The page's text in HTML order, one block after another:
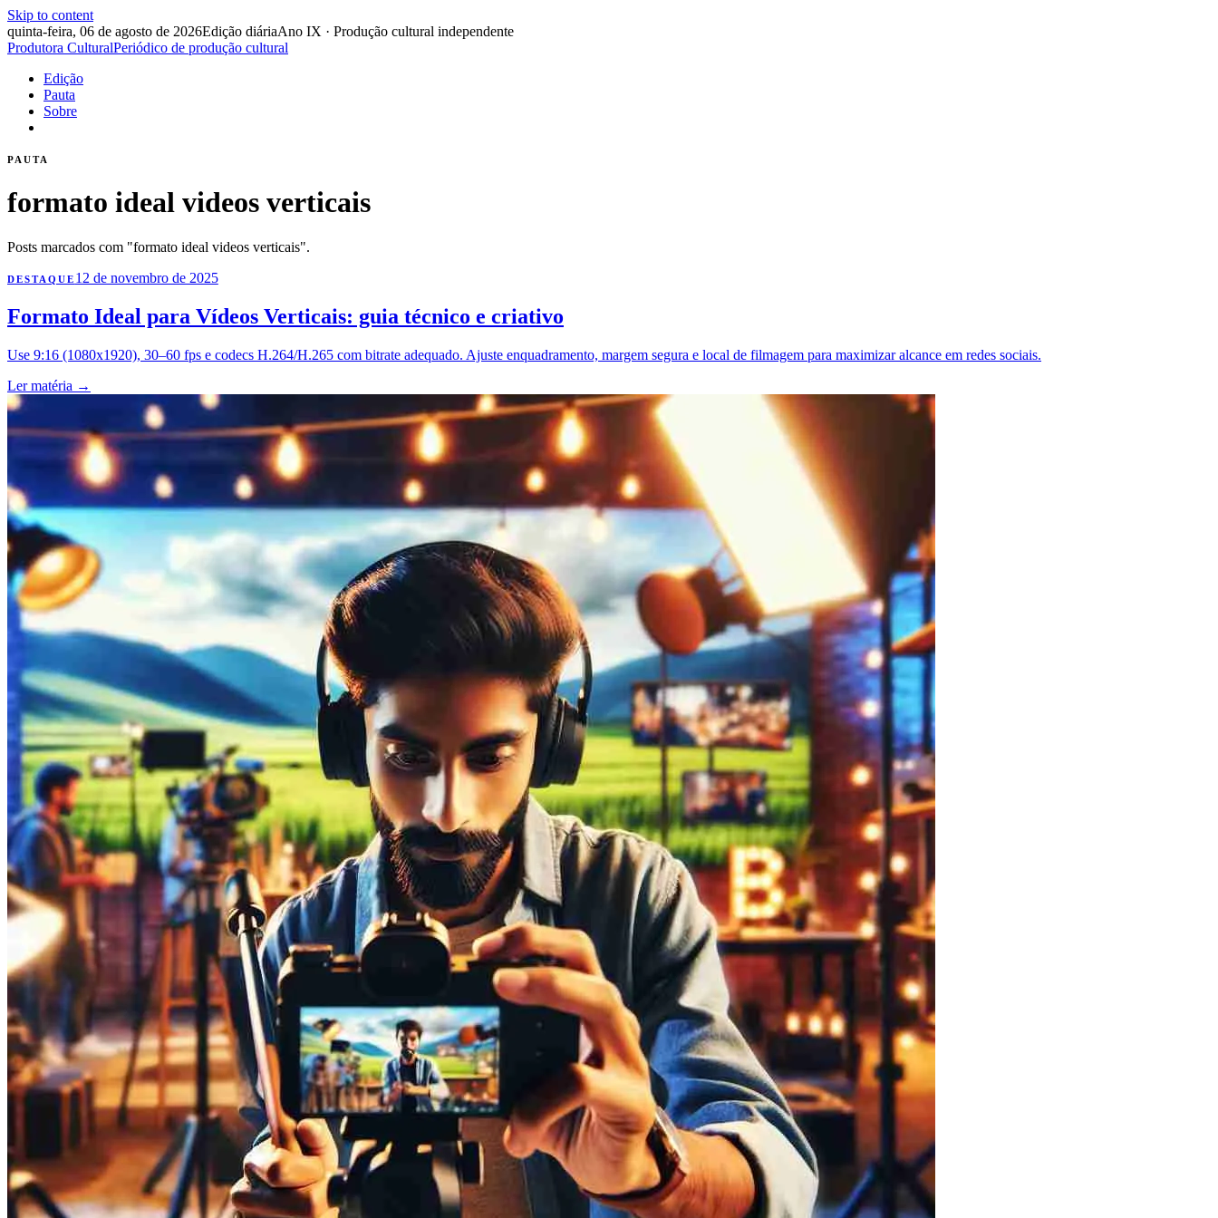
Skip to content
quinta-feira, 06 de agosto de 2026Edição diáriaAno IX · Produção cultural independente
Produtora CulturalPeriódico de produção cultural
Edição
Pauta
Sobre
PAUTA
formato ideal videos verticais
Posts marcados com "formato ideal videos verticais".
DESTAQUE 12 de novembro de 2025
Formato Ideal para Vídeos Verticais: guia técnico e criativo
Use 9:16 (1080x1920), 30–60 fps e codecs H.264/H.265 com bitrate adequado. Ajuste enquadramento, margem segura e local de filmagem para maximizar alcance em redes sociais.
Ler matéria →